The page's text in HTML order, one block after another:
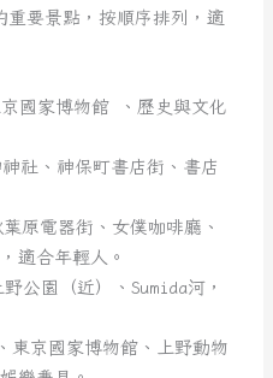
重要景點，按順序排列，適
國家博物館 、歷史與文化
社、神保町書店街、書店
原電器街、女僕咖啡廳、
適合年輕人。
公園（近）、Sumida河，
東京國家博物館、上野動物